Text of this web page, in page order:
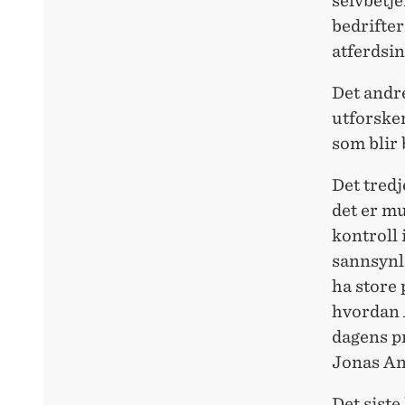
bedrifter
Det
som blir
Det
det er
kontroll
ha store
hvordan
dagens
Jonas